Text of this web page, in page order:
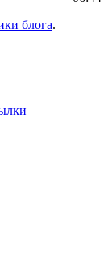
блога.